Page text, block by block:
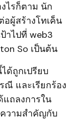
ไรก็ตาม นัก
ผู้สร้างโทเค็น
าไปที่ web3
So เป็นต้น
ด้ถูกเปรียบ
ณี และเรียกร้อง
ถลงการใน
ความสำคัญกับ